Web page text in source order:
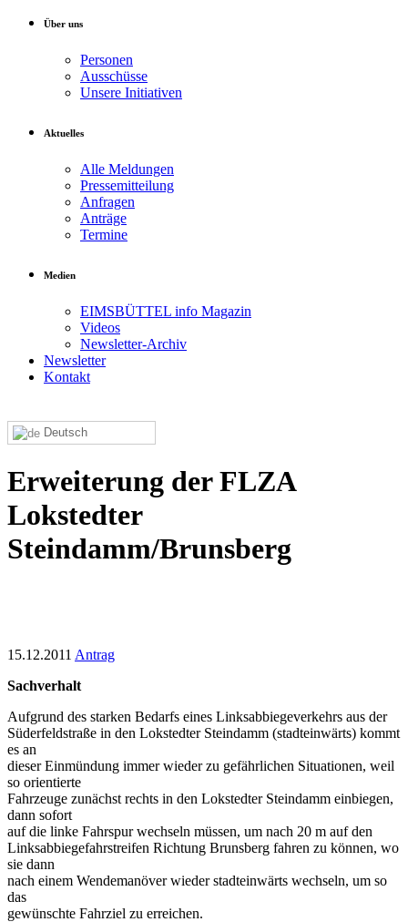
Über uns
Personen
Ausschüsse
Unsere Initiativen
Aktuelles
Alle Meldungen
Pressemitteilung
Anfragen
Anträge
Termine
Medien
EIMSBÜTTEL info Magazin
Videos
Newsletter-Archiv
Newsletter
Kontakt
Deutsch
Erweiterung der FLZA
Lokstedter
Steindamm/Brunsberg
15.12.2011 Antrag
Sachverhalt
Aufgrund des starken Bedarfs eines Linksabbiegeverkehrs aus der
Süderfeldstraße in den Lokstedter Steindamm (stadteinwärts) kommt
es an
dieser Einmündung immer wieder zu gefährlichen Situationen, weil
so orientierte
Fahrzeuge zunächst rechts in den Lokstedter Steindamm einbiegen,
dann sofort
auf die linke Fahrspur wechseln müssen, um nach 20 m auf den
Linksabbiegefahrstreifen Richtung Brunsberg fahren zu können, wo
sie dann
nach einem Wendemanöver wieder stadteinwärts wechseln, um so
das
gewünschte Fahrziel zu erreichen.